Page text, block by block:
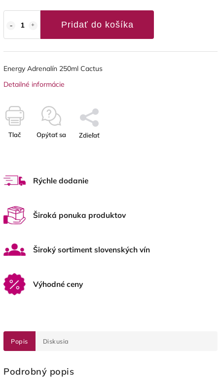
Pridať do košíka
Energy Adrenalín 250ml Cactus
Detailné informácie
Tlač Opýtať sa Zdieľať
Rýchle dodanie
Široká ponuka produktov
Široký sortiment slovenských vín
Výhodné ceny
Popis Diskusia
Podrobný popis